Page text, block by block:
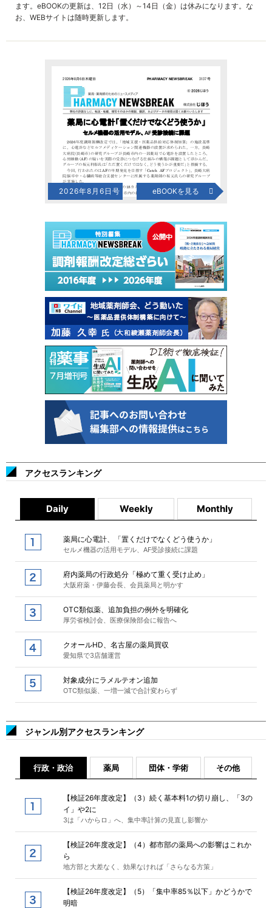
ます。eBOOKの更新は、12日（水）～14日（金）は休みになります。な
お、WEBサイトは随時更新します。
2026年8月6日号 eBOOKを見る
アクセスランキング
Daily Weekly Monthly
薬局に心電計、「置くだけでなくどう使うか」
セルメ機器の活用モデル、AF受診接続に課題
府内薬局の行政処分「極めて重く受け止め」
大阪府薬・伊藤会長、会員薬局と明かす
OTC類似薬、追加負担の例外を明確化
厚労省検討会、医療保険部会に報告へ
クオールHD、名古屋の薬局買収
愛知県で3店舗運営
対象成分にラメルテオン追加
OTC類似薬、一増一減で合計変わらず
ジャンル別アクセスランキング
行政・政治 薬局 団体・学術 その他
【検証26年度改定】（3）続く基本料1の切り崩し、「3の
イ」や2に
3は「ハからロ」へ、集中率計算の見直し影響か
【検証26年度改定】（4）都市部の薬局への影響はこれか
ら
地方部と大差なく、効果なければ「さらなる方策」
【検証26年度改定】（5）「集中率85％以下」かどうかで
明暗